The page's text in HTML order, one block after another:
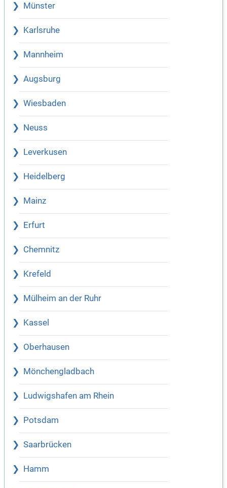
Münster
Karlsruhe
Mannheim
Augsburg
Wiesbaden
Neuss
Leverkusen
Heidelberg
Mainz
Erfurt
Chemnitz
Krefeld
Mülheim an der Ruhr
Kassel
Oberhausen
Mönchengladbach
Ludwigshafen am Rhein
Potsdam
Saarbrücken
Hamm